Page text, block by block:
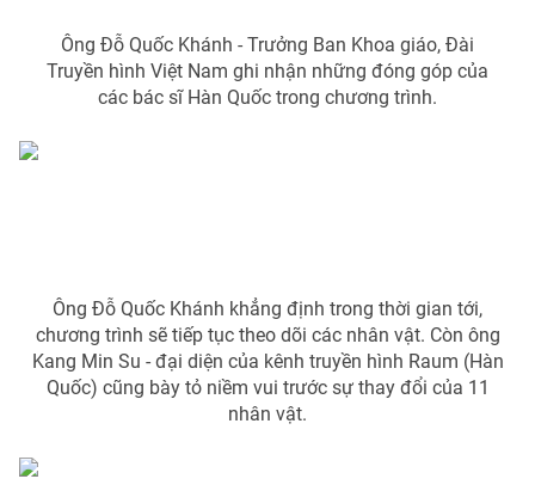
Ông Đỗ Quốc Khánh - Trưởng Ban Khoa giáo, Đài
Truyền hình Việt Nam ghi nhận những đóng góp của
các bác sĩ Hàn Quốc trong chương trình.
Ông Đỗ Quốc Khánh khẳng định trong thời gian tới,
chương trình sẽ tiếp tục theo dõi các nhân vật. Còn ông
Kang Min Su - đại diện của kênh truyền hình Raum (Hàn
Quốc) cũng bày tỏ niềm vui trước sự thay đổi của 11
nhân vật.